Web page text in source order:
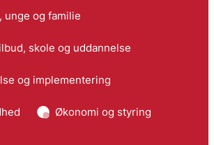
unge og familie
skole og uddannelse
og implementering
Økonomi og styring